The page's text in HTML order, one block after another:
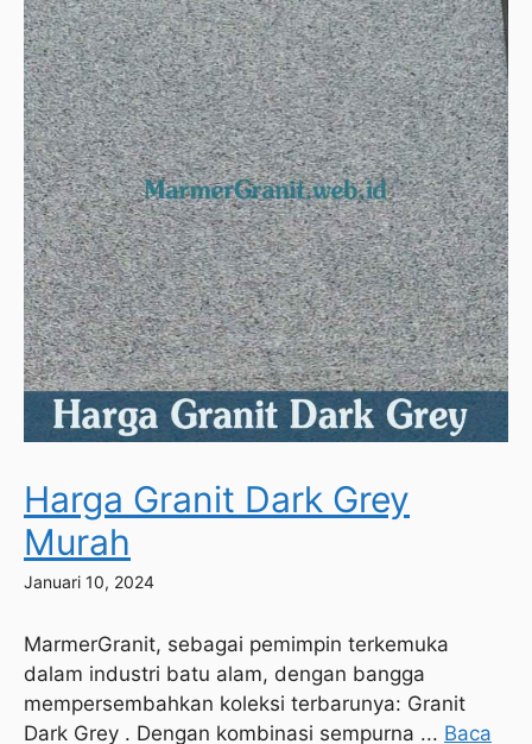
Harga Granit Dark Grey
Murah
Januari 10, 2024
MarmerGranit, sebagai pemimpin terkemuka
dalam industri batu alam, dengan bangga
mempersembahkan koleksi terbarunya: Granit
Dark Grey . Dengan kombinasi sempurna ... Baca